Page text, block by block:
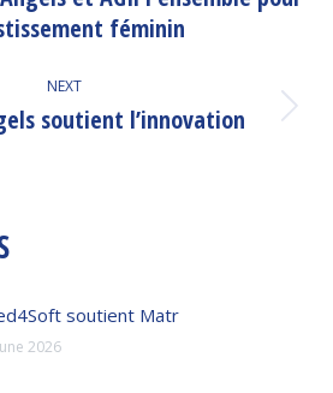
Previous
post: féminin
NEXT
Next
soutient l’innovation
soutient Matr
2026